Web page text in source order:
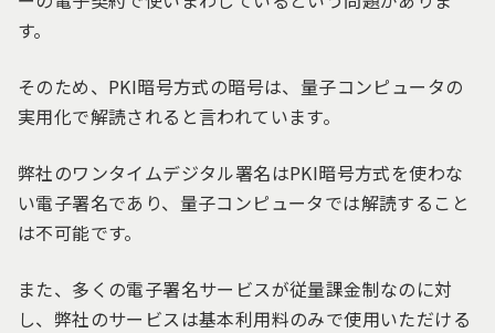
す。
そのため、PKI暗号方式の暗号は、量子コンピュータの
実用化で解読されると言われています。
弊社のワンタイムデジタル署名はPKI暗号方式を使わな
い電子署名であり、量子コンピュータでは解読すること
は不可能です。
また、多くの電子署名サービスが従量課金制なのに対
し、弊社のサービスは基本利用料のみで使用いただける